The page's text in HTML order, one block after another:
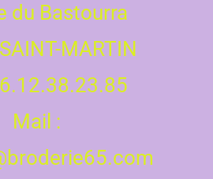
du Bastourra
MARTIN
Mail :